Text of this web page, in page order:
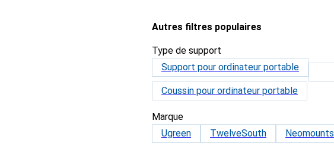
Autres filtres populaires
Type de support
Support pour ordinateur portable
Coussin pour ordinateur portable
Marque
Ugreen
TwelveSouth Neomounts